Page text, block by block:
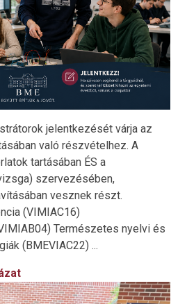
jelentkezését várja az
való részvételhez. A
tartásában ÉS a
szervezésében,
vesznek részt.
(VIMIAC16)
Természetes nyelvi és
(BMEVIAC22) ...